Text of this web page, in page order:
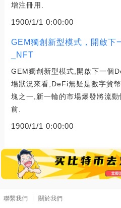
增注冊用.
1900/1/1 0:00:00
GEM獨創新型模式，開啟下
_NFT
GEM獨創新型模式,開啟下一個
場狀況來看,DeFi無疑是數字貨
塊之一,新一輪的市場爆發將流
前.
1900/1/1 0:00:00
聯繫我們 關於我們